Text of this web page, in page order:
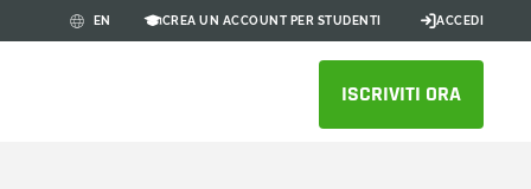
EN CREA UN ACCOUNT PER STUDENTI ACCEDI
ISCRIVITI ORA